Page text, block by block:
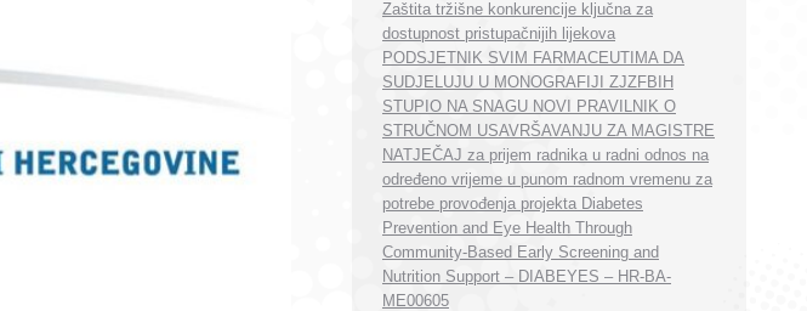
Zaštita tržišne konkurencije ključna za
dostupnost pristupačnijih lijekova
PODSJETNIK SVIM FARMACEUTIMA DA
SUDJELUJU U MONOGRAFIJI ZJZFBIH
STUPIO NA SNAGU NOVI PRAVILNIK O
STRUČNOM USAVRŠAVANJU ZA MAGISTRE
NATJEČAJ za prijem radnika u radni odnos na
određeno vrijeme u punom radnom vremenu za
potrebe provođenja projekta Diabetes
Prevention and Eye Health Through
Community-Based Early Screening and
Nutrition Support – DIABEYES – HR-BA-
ME00605